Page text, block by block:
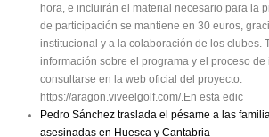
hora, e incluirán el material necesario para la
de participación se mantiene en 30 euros,
institucional y a la colaboración de los clubes.
información sobre el programa y el proceso
consultarse en la web oficial del proyecto:
https://aragon.viveelgolf.com/.En esta edic
Pedro Sánchez traslada el pésame a las
asesinadas en Huesca y Cantabria